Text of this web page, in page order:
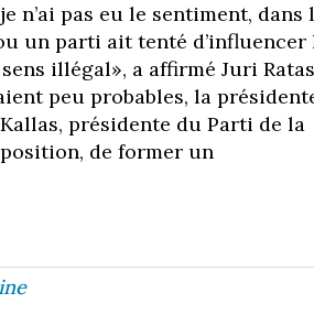
n’ai pas eu le sentiment, dans
un parti ait tenté d’influencer
illégal», a affirmé Juri
peu probables, la
présidente du Parti de la
de former un